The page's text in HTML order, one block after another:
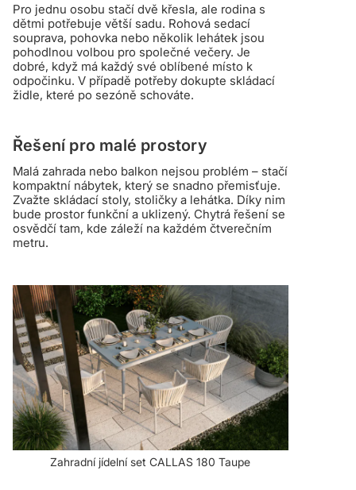
Pro jednu osobu stačí dvě křesla, ale rodina s
dětmi potřebuje větší sadu. Rohová sedací
souprava, pohovka nebo několik lehátek jsou
pohodlnou volbou pro společné večery. Je
dobré, když má každý své oblíbené místo k
odpočinku. V případě potřeby dokupte skládací
židle, které po sezóně schováte.
Řešení pro malé prostory
Malá zahrada nebo balkon nejsou problém – stačí
kompaktní nábytek, který se snadno přemisťuje.
Zvažte skládací stoly, stoličky a lehátka. Díky nim
bude prostor funkční a uklizený. Chytrá řešení se
osvědčí tam, kde záleží na každém čtverečním
metru.
Zahradní jídelní set CALLAS 180 Taupe